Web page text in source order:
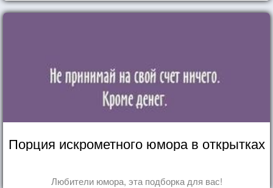
Порция искрометного юмора в открытках
Любители юмора, эта подборка для вас!